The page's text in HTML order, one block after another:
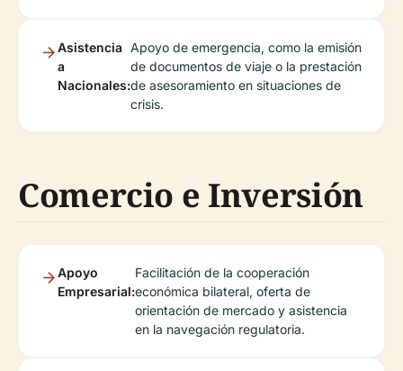
Asistencia
a
Nacionales:
Apoyo de emergencia, como la emisión
de documentos de viaje o la prestación
de asesoramiento en situaciones de
crisis.
Comercio e Inversión
Apoyo
Empresarial:
Facilitación de la cooperación
económica bilateral, oferta de
orientación de mercado y asistencia
en la navegación regulatoria.